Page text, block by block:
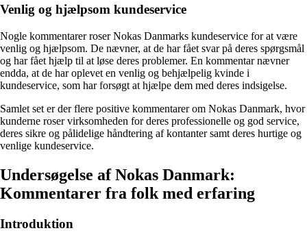
Venlig og hjælpsom kundeservice
Nogle kommentarer roser Nokas Danmarks kundeservice for at være
venlig og hjælpsom. De nævner, at de har fået svar på deres spørgsmål
og har fået hjælp til at løse deres problemer. En kommentar nævner
endda, at de har oplevet en venlig og behjælpelig kvinde i
kundeservice, som har forsøgt at hjælpe dem med deres indsigelse.
Samlet set er der flere positive kommentarer om Nokas Danmark, hvor
kunderne roser virksomheden for deres professionelle og god service,
deres sikre og pålidelige håndtering af kontanter samt deres hurtige og
venlige kundeservice.
Undersøgelse af Nokas Danmark:
Kommentarer fra folk med erfaring
Introduktion